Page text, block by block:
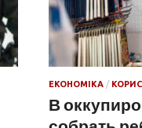
ЕКОНОМІКА /
В